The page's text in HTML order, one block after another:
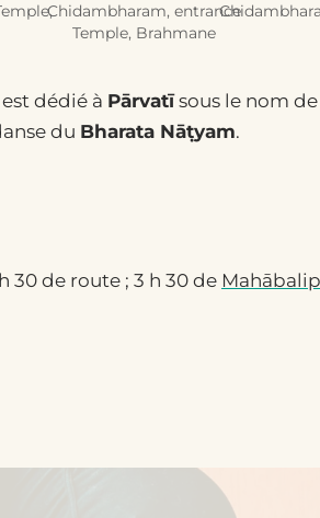
Chidambharam, entrance
Temple, Brahmane
dédié à Pārvatīsous le nom de
du Bharata Nāṭyam.
30 de route ; 3 h 30 de